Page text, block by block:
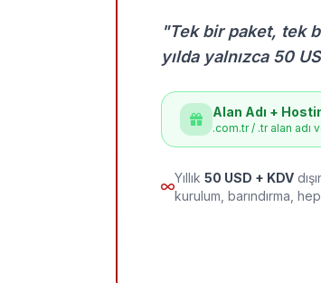
"Tek bir paket, tek
yılda yalnızca 50
Alan Adı +
.com.tr / .tr alan adı
Yıllık 50 USD + KDV
kurulum, barındırma,